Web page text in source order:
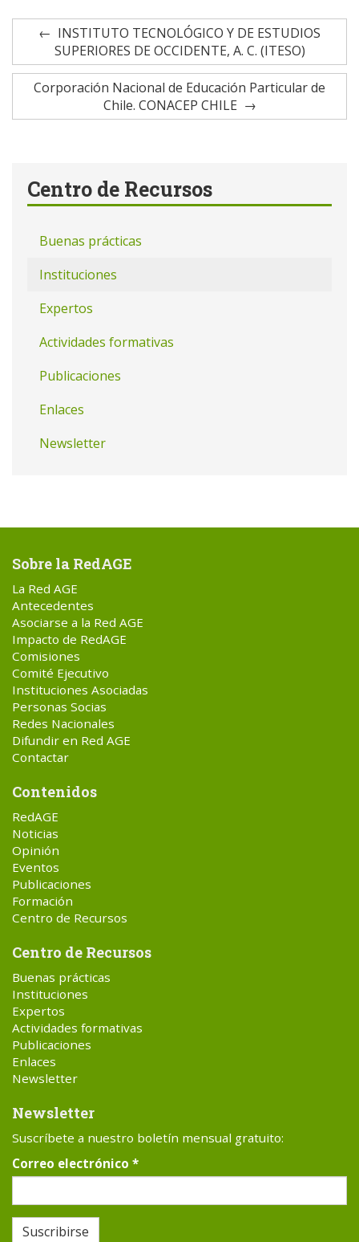
INSTITUTO TECNOLÓGICO Y DE ESTUDIOS
SUPERIORES DE OCCIDENTE, A. C. (ITESO)
Corporación Nacional de Educación Particular de
Chile. CONACEP CHILE
Centro de Recursos
Buenas prácticas
Instituciones
Expertos
Actividades formativas
Publicaciones
Enlaces
Newsletter
Sobre la RedAGE
La Red AGE
Antecedentes
Asociarse a la Red AGE
Impacto de RedAGE
Comisiones
Comité Ejecutivo
Instituciones Asociadas
Personas Socias
Redes Nacionales
Difundir en Red AGE
Contactar
Contenidos
RedAGE
Noticias
Opinión
Eventos
Publicaciones
Formación
Centro de Recursos
Centro de Recursos
Buenas prácticas
Instituciones
Expertos
Actividades formativas
Publicaciones
Enlaces
Newsletter
Newsletter
Suscríbete a nuestro boletín mensual gratuito:
Correo electrónico *
Suscribirse